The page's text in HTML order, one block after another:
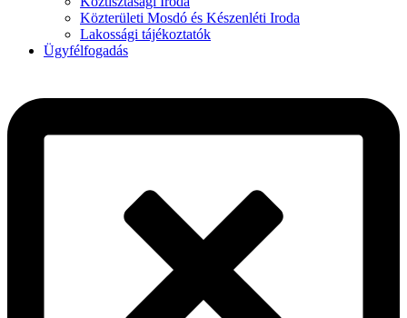
Közterületi Mosdó és Készenléti Iroda
Lakossági tájékoztatók
Ügyfélfogadás